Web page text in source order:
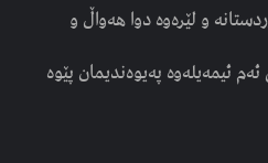
و لێرەوە دوا هەواڵ و
ئیمەیلەوە پەیوەندیمان پێوە